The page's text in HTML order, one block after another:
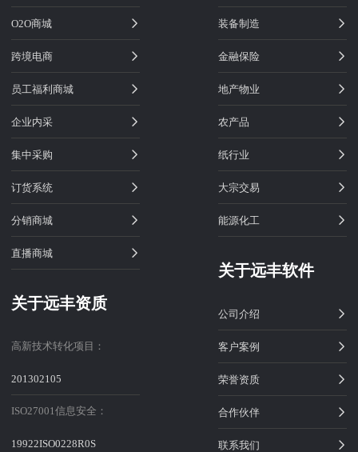
O2O商城
跨境电商
员工福利商城
企业内采
集中采购
订货系统
分销商城
直播商城
关于远丰资质
高新技术转化项目：
201302105
ISO27001信息安全：
19922ISO0228R0S
装备制造
金融保险
地产物业
农产品
纸行业
大宗交易
能源化工
关于远丰软件
公司介绍
客户案例
荣誉资质
合作伙伴
联系我们